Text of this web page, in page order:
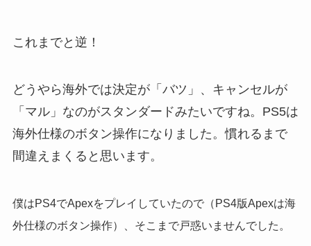
これまでと逆！
どうやら海外では決定が「バツ」、キャンセルが
「マル」なのがスタンダードみたいですね。PS5は
海外仕様のボタン操作になりました。慣れるまで
間違えまくると思います。
僕はPS4でApexをプレイしていたので（PS4版Apexは海
外仕様のボタン操作）、そこまで戸惑いませんでした。